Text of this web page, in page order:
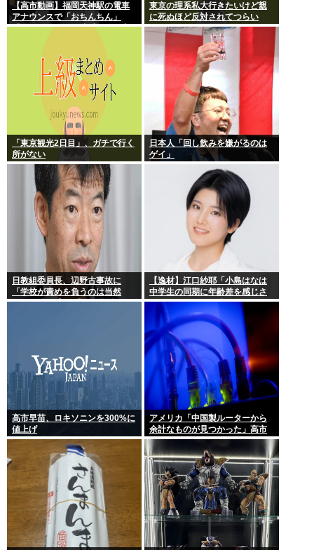
【高市動画】福岡天神駅の電車
アナウンスで「おちんちん」
「ちんぽ」などと連呼する不審
東京の理系私大行きたいけど親
に死ぬほど反対されてつらい
「東京観光2日目」、ガチで行く
所がない
日本人「回し飲みを嫌がるのは
ゲイ」
日教組委員長、辺野古事故に
「学校が責めを負うのは当然
だ」 平和教育は「存在意義」
【逸材】江口紗耶「小島はなは
中学生の同期に年齢差を感じさ
せないように気を遣っている
が、同期2人は気づ
高市早苗、ロキソニンを300%に
値上げ
アメリカ「中国製ルーターから
余計なものが見つかった」高市
どうするのこれ